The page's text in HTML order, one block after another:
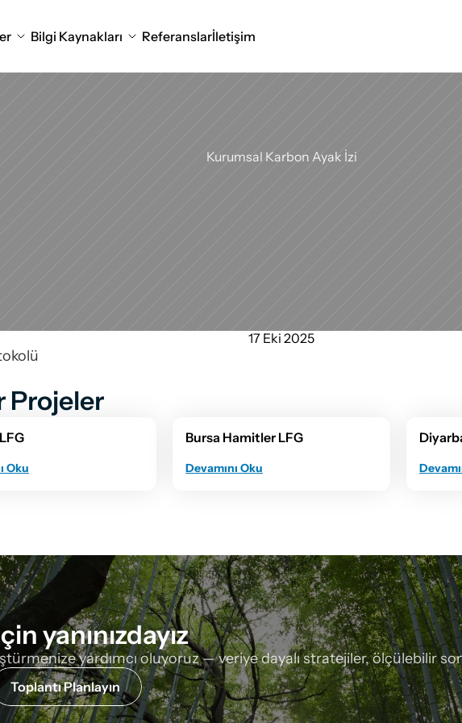
Bilgi Kaynakları Referanslarİletişim
Kurumsal Karbon Ayak İzi
17 Eki 2025
Projeler
Oku
Bursa Hamitler LFG
Devamını Oku
yanınızdayız
yardımcı oluyoruz — veriye dayalı stratejiler, ölçülebilir
Toplantı Planlayın